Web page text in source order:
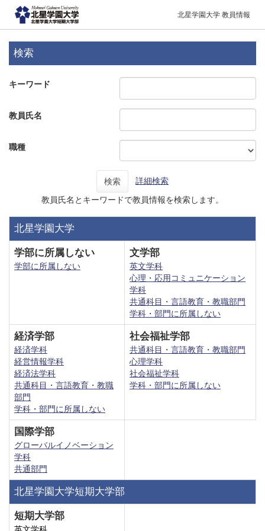
北星学園大学 教員情報
検索
キーワード
教員氏名
職種
検索 詳細検索
教員氏名とキーワードで教員情報を検索します。
北星学園大学
学部に所属しない
学部に所属しない
文学部
英文学科
心理・応用コミュニケーション
学科
共通科目・言語教育・教職部門
学科・部門に所属しない
経済学部
経済学科
経営情報学科
経済法学科
共通科目・言語教育・教職
部門
学科・部門に所属しない
社会福祉学部
共通科目・言語教育・教職部門
心理学科
社会福祉学科
学科・部門に所属しない
国際学部
グローバルイノベーション
学科
共通部門
北星学園大学短期大学部
短期大学部